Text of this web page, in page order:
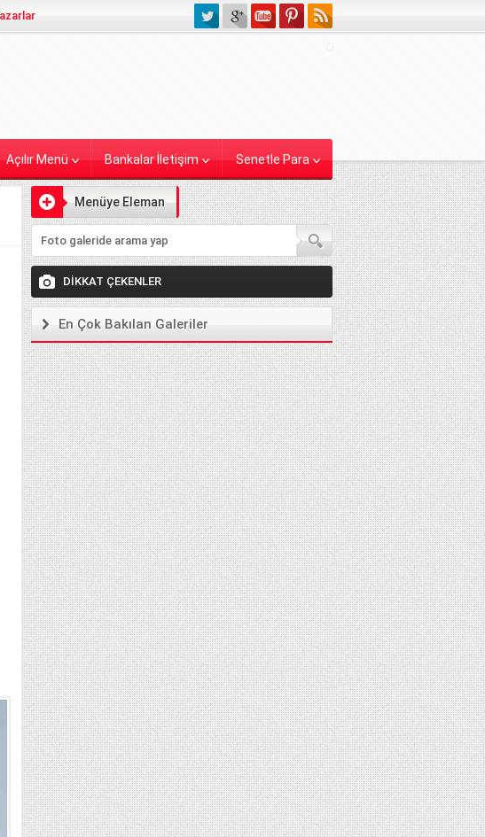
Açılır Menü Bankalar İletişim Senetle Para
Menüye Eleman
Ekleyiniz
DİKKAT ÇEKENLER
En Çok Bakılan Galeriler